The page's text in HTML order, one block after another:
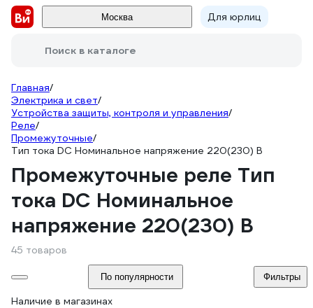
Москва Для юрлиц
Поиск в каталоге
Главная/
Электрика и свет/
Устройства защиты, контроля и управления/
Реле/
Промежуточные/
Тип тока DC Номинальное напряжение 220(230) В
Промежуточные реле Тип
тока DC Номинальное
напряжение 220(230) В
45 товаров
По популярности Фильтры
Наличие в магазинах